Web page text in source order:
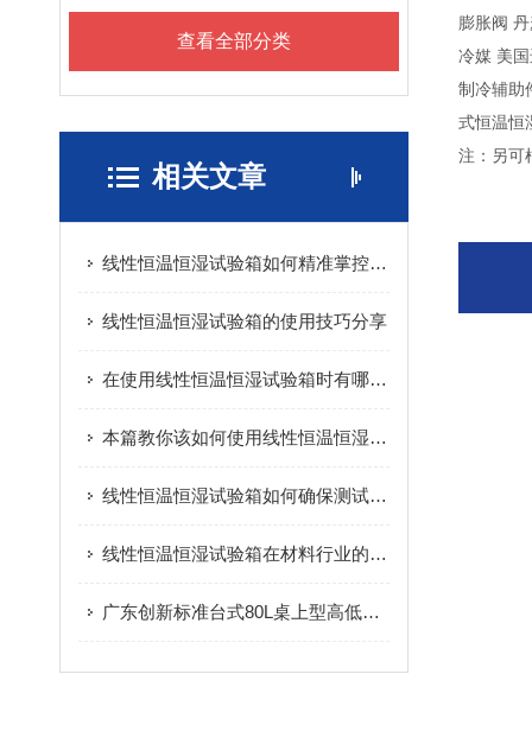
查看全部分类
相关文章
线性恒温恒湿试验箱如何精准掌控温湿度？
线性恒温恒湿试验箱的使用技巧分享
在使用线性恒温恒湿试验箱时有哪些需要注意的呢
本篇教你该如何使用线性恒温恒湿试验箱
线性恒温恒湿试验箱如何确保测试结果的准确性？
线性恒温恒湿试验箱在材料行业的应用
广东创新标准台式80L桌上型高低温试验箱的三大核心优势
膨胀阀
冷媒 美
制冷辅助
式恒温恒
注：另可